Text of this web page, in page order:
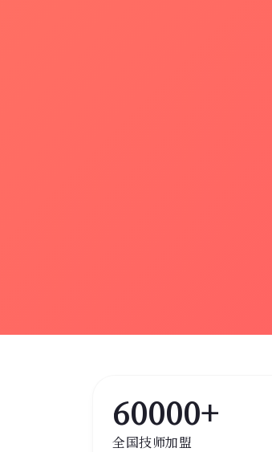
60000+
全国技师加盟